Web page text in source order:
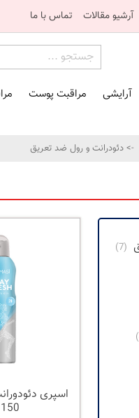
آرشیو مقالات تماس با ما
آرایشی مراقبت پوست
-> دئودرانت و رول ضد تعریق
(7)
اسپری
150 میل